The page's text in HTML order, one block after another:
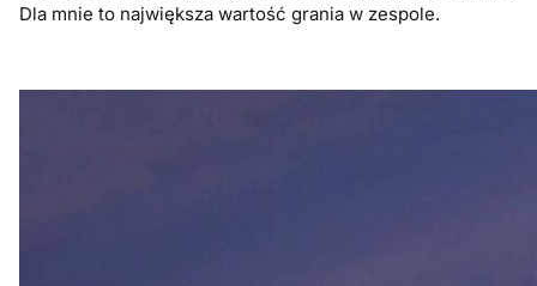
Dla mnie to największa wartość grania w zespole.